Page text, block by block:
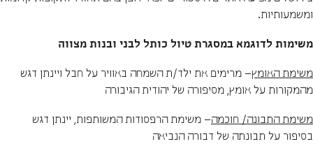
ומשמעותיות.
משימות לדוגמא במסגרת טיול כותל לבני ובנות מצווה
משימת האומץ– מרימים את ילד/ת השמחה באוויר על חבל ויינתן דגש
מהמקורות על אומץ, מסיפורה של יהודית הגיבורה
משימת התבונה/ חוכמה– משימת הרפסודות המשותפות, יינתן דגש
בסיפור על תבונתה של דבורה הנביאה